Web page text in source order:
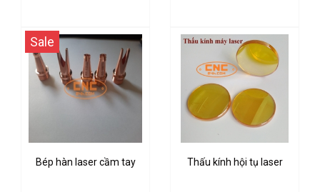
Sale
Bép hàn laser cầm tay Thấu kính hội tụ laser